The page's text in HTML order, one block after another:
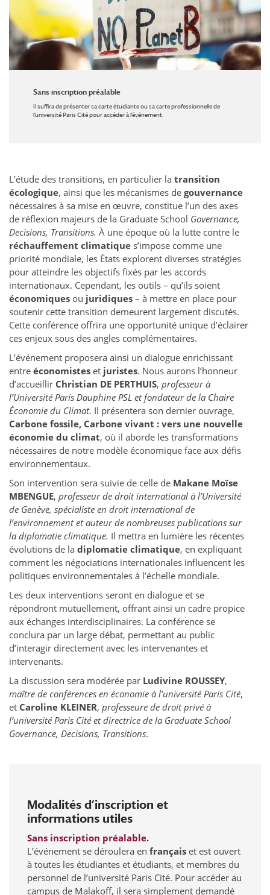
Sans inscription préalable
Il suffira de présenter sa carte étudiante ou sa carte professionnelle de
l’université Paris Cité pour accéder à l’événement.
L’étude des transitions, en particulier la transition
écologique, ainsi que les mécanismes de gouvernance
nécessaires à sa mise en œuvre, constitue l’un des axes
de réflexion majeurs de la Graduate School Governance,
Decisions, Transitions. À une époque où la lutte contre le
réchauffement climatique s’impose comme une
priorité mondiale, les États explorent diverses stratégies
pour atteindre les objectifs fixés par les accords
internationaux. Cependant, les outils – qu’ils soient
économiques ou juridiques – à mettre en place pour
soutenir cette transition demeurent largement discutés.
Cette conférence offrira une opportunité unique d’éclairer
ces enjeux sous des angles complémentaires.
L’événement proposera ainsi un dialogue enrichissant
entre économistes et juristes. Nous aurons l’honneur
d’accueillir Christian DE PERTHUIS, professeur à
l’Université Paris Dauphine PSL et fondateur de la Chaire
Économie du Climat. Il présentera son dernier ouvrage,
Carbone fossile, Carbone vivant : vers une nouvelle
économie du climat, où il aborde les transformations
nécessaires de notre modèle économique face aux défis
environnementaux.
Son intervention sera suivie de celle de Makane Moïse
MBENGUE, professeur de droit international à l’Université
de Genève, spécialiste en droit international de
l’environnement et auteur de nombreuses publications sur
la diplomatie climatique. Il mettra en lumière les récentes
évolutions de la diplomatie climatique, en expliquant
comment les négociations internationales influencent les
politiques environnementales à l’échelle mondiale.
Les deux interventions seront en dialogue et se
répondront mutuellement, offrant ainsi un cadre propice
aux échanges interdisciplinaires. La conférence se
conclura par un large débat, permettant au public
d’interagir directement avec les intervenantes et
intervenants.
La discussion sera modérée par Ludivine ROUSSEY,
maître de conférences en économie à l’université Paris Cité,
et Caroline KLEINER, professeure de droit privé à
l’université Paris Cité et directrice de la Graduate School
Governance, Decisions, Transitions.
Modalités d’inscription et
informations utiles
Sans inscription préalable.
L’événement se déroulera en français et est ouvert
à toutes les étudiantes et étudiants, et membres du
personnel de l’université Paris Cité. Pour accéder au
campus de Malakoff, il sera simplement demandé